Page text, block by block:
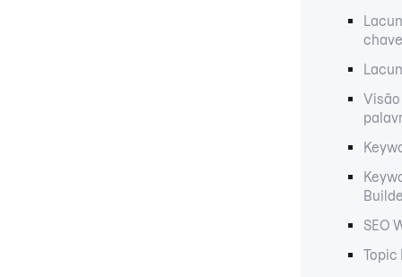
chave
Visão
SEO
Topic